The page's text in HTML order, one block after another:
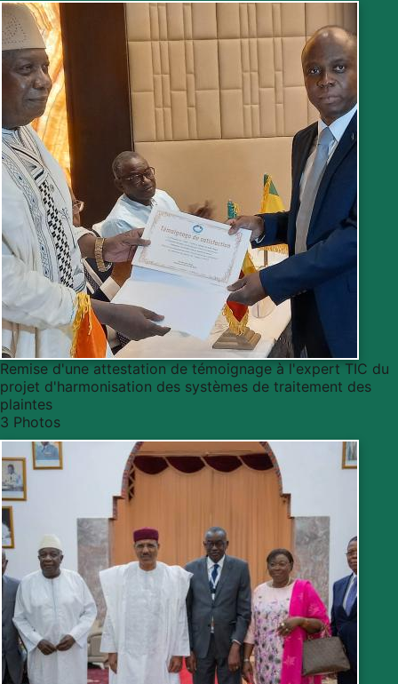
Remise d'une attestation de témoignage à l'expert TIC du
projet d'harmonisation des systèmes de traitement des
plaintes
3 Photos